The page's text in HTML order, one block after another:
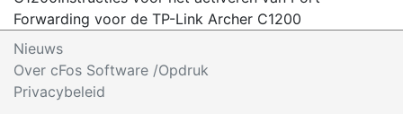
Forwarding voor de TP-Link Archer C1200
Nieuws
Over cFos Software /Opdruk
Privacybeleid